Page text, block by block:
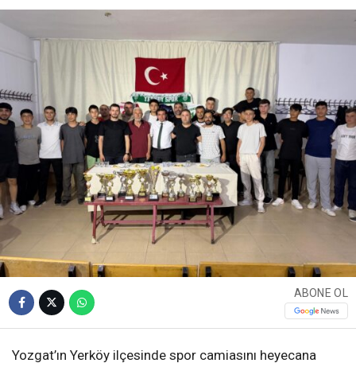
ABONE OL
Yozgat’ın Yerköy ilçesinde spor camiasını heyecana